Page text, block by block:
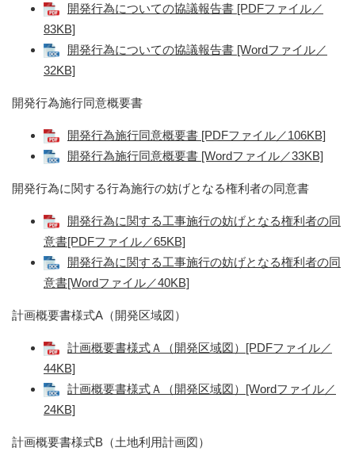
開発行為についての協議報告書 [PDFファイル／
83KB]
開発行為についての協議報告書 [Wordファイル／
32KB]
開発行為施行同意概要書
開発行為施行同意概要書 [PDFファイル／106KB]
開発行為施行同意概要書 [Wordファイル／33KB]
開発行為に関する行為施行の妨げとなる権利者の同意書
開発行為に関する工事施行の妨げとなる権利者の同
意書[PDFファイル／65KB]
開発行為に関する工事施行の妨げとなる権利者の同
意書[Wordファイル／40KB]
計画概要書様式A（開発区域図）
計画概要書様式Ａ（開発区域図）[PDFファイル／
44KB]
計画概要書様式Ａ（開発区域図）[Wordファイル／
24KB]
計画概要書様式B（土地利用計画図）